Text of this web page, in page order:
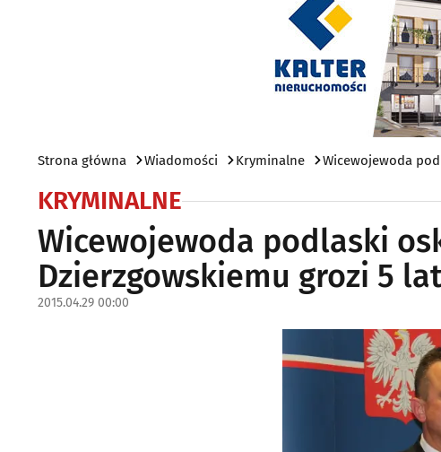
Strona główna Wiadomości Kryminalne Wicewojewoda
KRYMINALNE
Wicewojewoda podlaski
Dzierzgowskiemu grozi 5
2015.04.29 00:00